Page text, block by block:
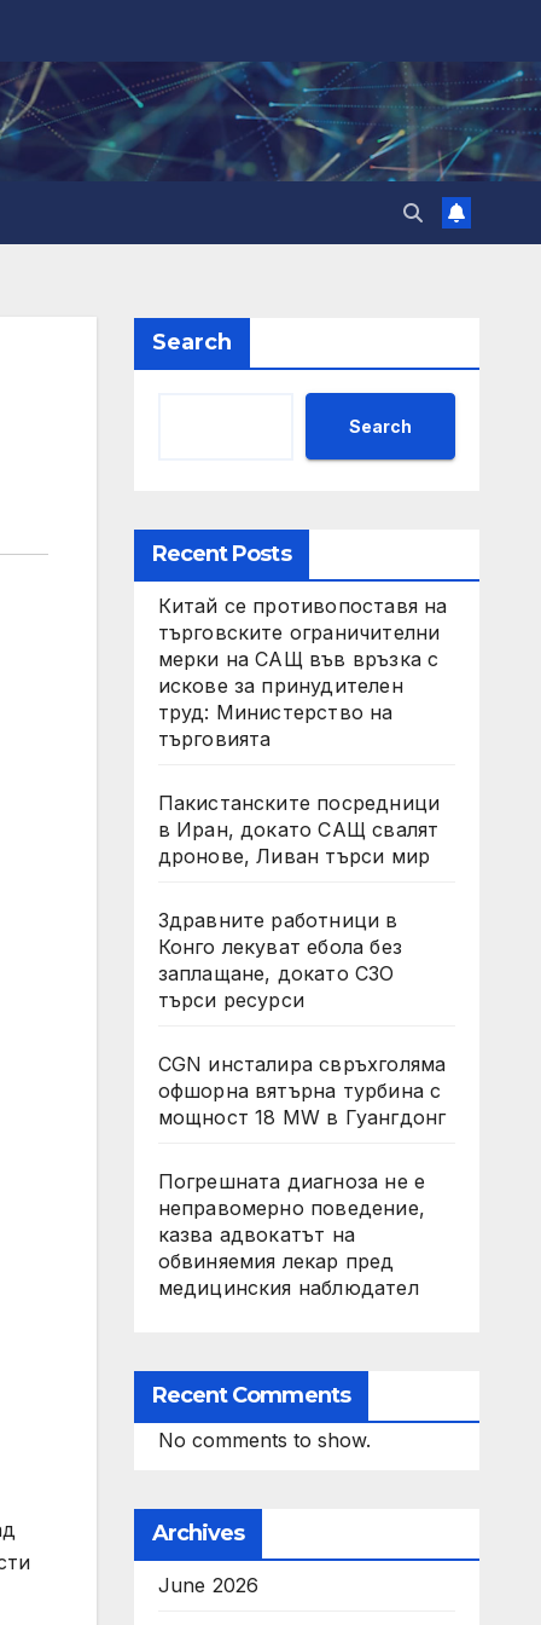
Search
Search
Recent Posts
Китай се противопоставя на
търговските ограничителни
мерки на САЩ във връзка с
искове за принудителен
труд: Министерство на
търговията
Пакистанските посредници
в Иран, докато САЩ свалят
дронове, Ливан търси мир
Здравните работници в
Конго лекуват ебола без
заплащане, докато СЗО
търси ресурси
CGN инсталира свръхголяма
офшорна вятърна турбина с
мощност 18 MW в Гуангдонг
Погрешната диагноза не е
неправомерно поведение,
казва адвокатът на
обвиняемия лекар пред
медицинския наблюдател
Recent Comments
No comments to show.
Archives
June 2026